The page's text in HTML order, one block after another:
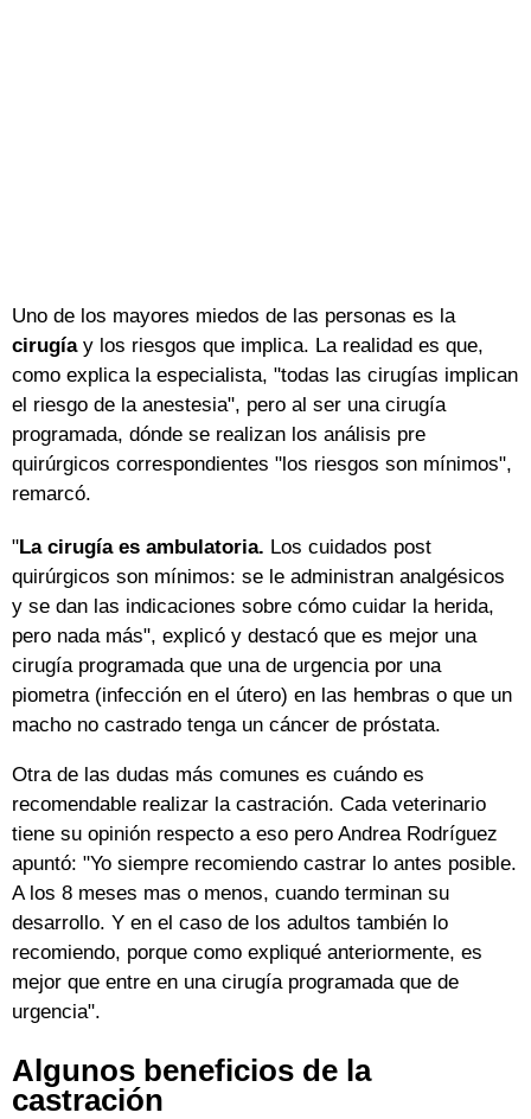
Uno de los mayores miedos de las personas es la
cirugíay los riesgos que implica. La realidad es que,
como explica la especialista, "todas las cirugías implican
el riesgo de la anestesia", pero al ser una cirugía
programada, dónde se realizan los análisis pre
quirúrgicos correspondientes "los riesgos son mínimos",
remarcó.
"La cirugía es ambulatoria. Los cuidados post
quirúrgicos son mínimos: se le administran analgésicos
y se dan las indicaciones sobre cómo cuidar la herida,
pero nada más", explicó y destacó que es mejor una
cirugía programada que una de urgencia por una
piometra (infección en el útero) en las hembras o que un
macho no castrado tenga un cáncer de próstata.
Otra de las dudas más comunes es cuándo es
recomendable realizar la castración. Cada veterinario
tiene su opinión respecto a eso pero Andrea Rodríguez
apuntó: "Yo siempre recomiendo castrar lo antes posible.
A los 8 meses mas o menos, cuando terminan su
desarrollo. Y en el caso de los adultos también lo
recomiendo, porque como expliqué anteriormente, es
mejor que entre en una cirugía programada que de
urgencia".
Algunos beneficios de la
castración